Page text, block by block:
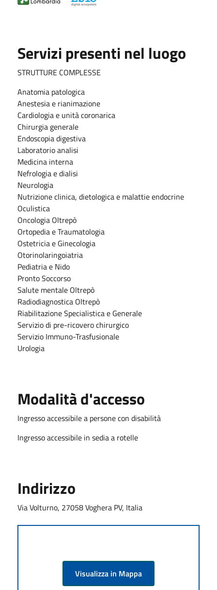
Servizi presenti nel luogo
STRUTTURE COMPLESSE
Anatomia patologica
Anestesia e rianimazione
Cardiologia e unità coronarica
Chirurgia generale
Endoscopia digestiva
Laboratorio analisi
Medicina interna
Nefrologia e dialisi
Neurologia
Nutrizione clinica, dietologica e malattie endocrine
Oculistica
Oncologia Oltrepò
Ortopedia e Traumatologia
Ostetricia e Ginecologia
Otorinolaringoiatria
Pediatria e Nido
Pronto Soccorso
Salute mentale Oltrepò
Radiodiagnostica Oltrepò
Riabilitazione Specialistica e Generale
Servizio di pre-ricovero chirurgico
Servizio Immuno-Trasfusionale
Urologia
Modalità d'accesso
Ingresso accessibile a persone con disabilità
Ingresso accessibile in sedia a rotelle
Indirizzo
Via Volturno, 27058 Voghera PV, Italia
Visualizza in Mappa